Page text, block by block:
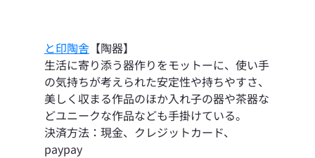
と印陶舎【陶器】
生活に寄り添う器作りをモットーに、使い手
の気持ちが考えられた安定性や持ちやすさ、
美しく収まる作品のほか入れ子の器や茶器な
どユニークな作品なども手掛けている。
決済方法：現金、クレジットカード、
paypay